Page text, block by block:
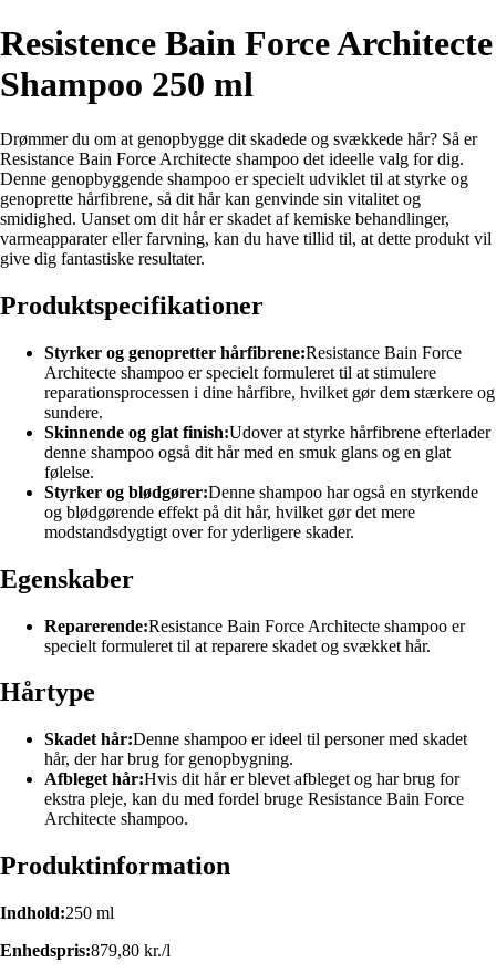
Resistence Bain Force Architecte
Shampoo 250 ml
Drømmer du om at genopbygge dit skadede og svækkede hår? Så er
Resistance Bain Force Architecte shampoo det ideelle valg for dig.
Denne genopbyggende shampoo er specielt udviklet til at styrke og
genoprette hårfibrene, så dit hår kan genvinde sin vitalitet og
smidighed. Uanset om dit hår er skadet af kemiske behandlinger,
varmeapparater eller farvning, kan du have tillid til, at dette produkt vil
give dig fantastiske resultater.
Produktspecifikationer
Styrker og genopretter hårfibrene:Resistance Bain Force
Architecte shampoo er specielt formuleret til at stimulere
reparationsprocessen i dine hårfibre, hvilket gør dem stærkere og
sundere.
Skinnende og glat finish:Udover at styrke hårfibrene efterlader
denne shampoo også dit hår med en smuk glans og en glat
følelse.
Styrker og blødgører:Denne shampoo har også en styrkende
og blødgørende effekt på dit hår, hvilket gør det mere
modstandsdygtigt over for yderligere skader.
Egenskaber
Reparerende:Resistance Bain Force Architecte shampoo er
specielt formuleret til at reparere skadet og svækket hår.
Hårtype
Skadet hår:Denne shampoo er ideel til personer med skadet
hår, der har brug for genopbygning.
Afbleget hår:Hvis dit hår er blevet afbleget og har brug for
ekstra pleje, kan du med fordel bruge Resistance Bain Force
Architecte shampoo.
Produktinformation
Indhold:250 ml
Enhedspris:879,80 kr./l